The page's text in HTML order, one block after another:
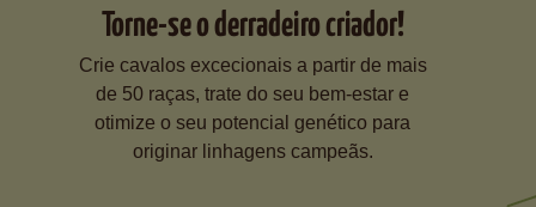
Torne-se o derradeiro criador!
Crie cavalos excecionais a partir de mais
de 50 raças, trate do seu bem-estar e
otimize o seu potencial genético para
originar linhagens campeãs.